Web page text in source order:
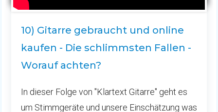
10) Gitarre gebraucht und online
kaufen - Die schlimmsten Fallen -
Worauf achten?
In dieser Folge von "Klartext Gitarre" geht es
um Stimmgeräte und unsere Einschätzung was